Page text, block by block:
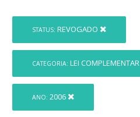
STATUS: REVOGADO
CATEGORIA: LEI COMPLEMENTAR
ANO: 2006